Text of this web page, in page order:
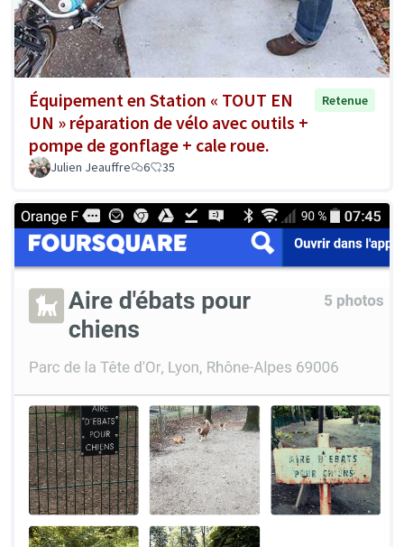
Équipement en Station « TOUT EN
UN » réparation de vélo avec outils +
pompe de gonflage + cale roue.
Retenue
Julien Jeauffre 6 35